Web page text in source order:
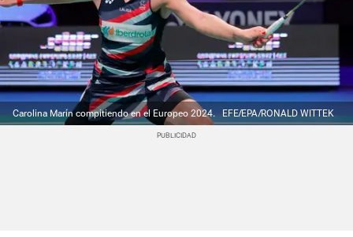
Carolina Marín compitiendo en el Europeo 2024. EFE/EPA/RONALD WITTEK